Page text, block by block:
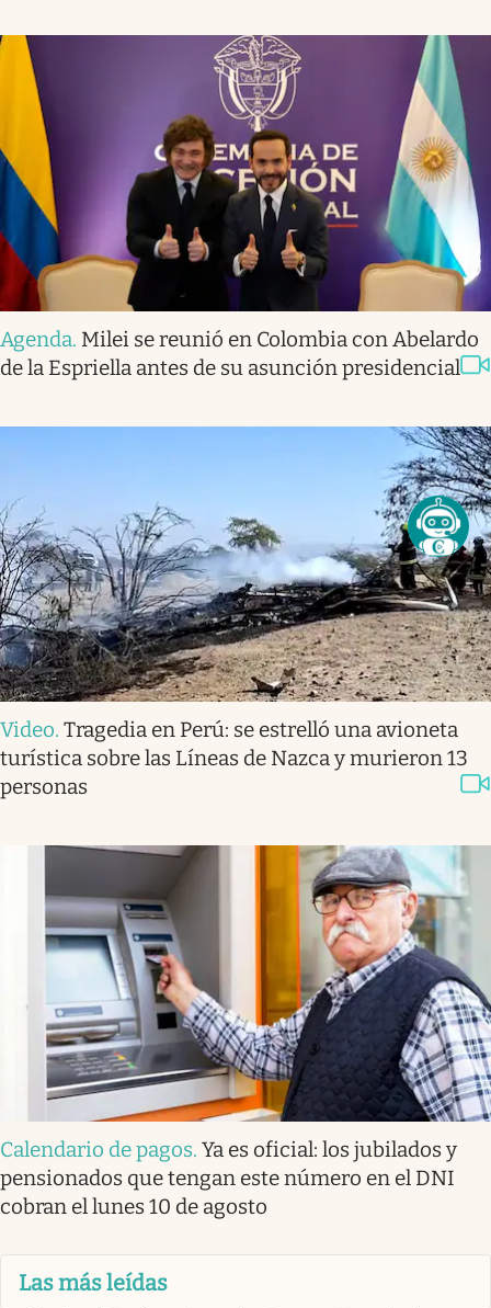
Agenda. Milei se reunió en Colombia con Abelardo
de la Espriella antes de su asunción presidencial
Video. Tragedia en Perú: se estrelló una avioneta
turística sobre las Líneas de Nazca y murieron 13
personas
Calendario de pagos. Ya es oficial: los jubilados y
pensionados que tengan este número en el DNI
cobran el lunes 10 de agosto
Las más leídas